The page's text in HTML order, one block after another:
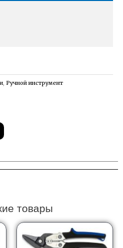
, Ручной инструмент
товары